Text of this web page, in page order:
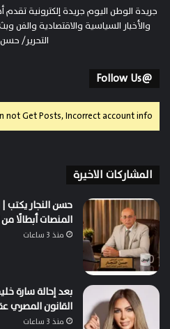
جريدة الوطن اليوم جريدة إلكترونية تقدم
والأخبار السياسية والاقتصادية والفن
التحرير/ حسن
@Follow Us
not Get Posts, Incorrect account info.
المشاركات الاخيرة
حسن النجار يكتب
المنصات أبطالًا
منذ 3 ساعات
القانون المصري
منذ 3 ساعات